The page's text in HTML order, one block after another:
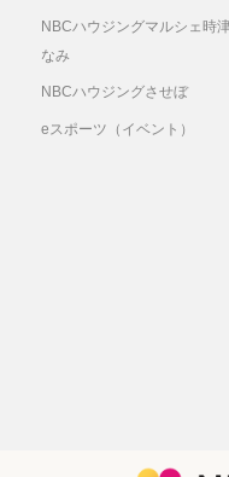
NBCハウジングマルシェ時
なみ
NBCハウジングさせぼ
eスポーツ（イベント）